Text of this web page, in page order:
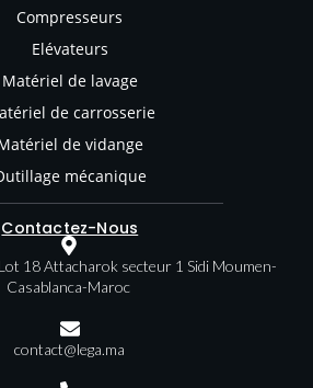
Compresseurs
Elévateurs
Matériel de lavage
de carrosserie
de vidange
mécanique
Contactez-Nous
18 Attacharok secteur 1 Sidi Moumen-
Casablanca-Maroc
contact@lega.ma